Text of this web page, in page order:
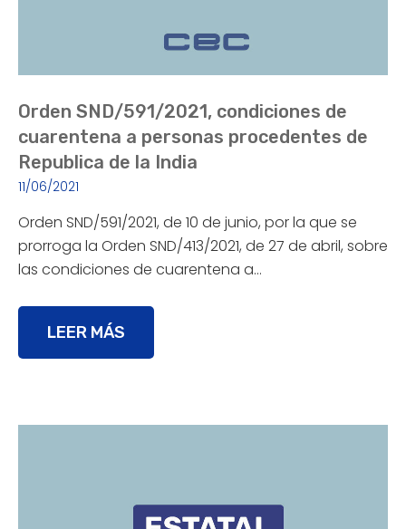
Orden SND/591/2021, condiciones de
cuarentena a personas procedentes de
Republica de la India
11/06/2021
Orden SND/591/2021, de 10 de junio, por la que se
prorroga la Orden SND/413/2021, de 27 de abril, sobre
las condiciones de cuarentena a…
LEER MÁS